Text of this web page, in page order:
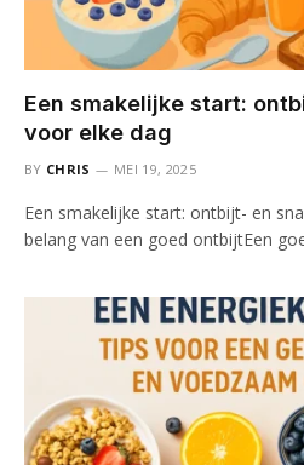
Een smakelijke start:
voor elke dag
BY CHRIS MEI 19, 2025
Een smakelijke start: ontbijt- en
belang van een goed ontbijtEen